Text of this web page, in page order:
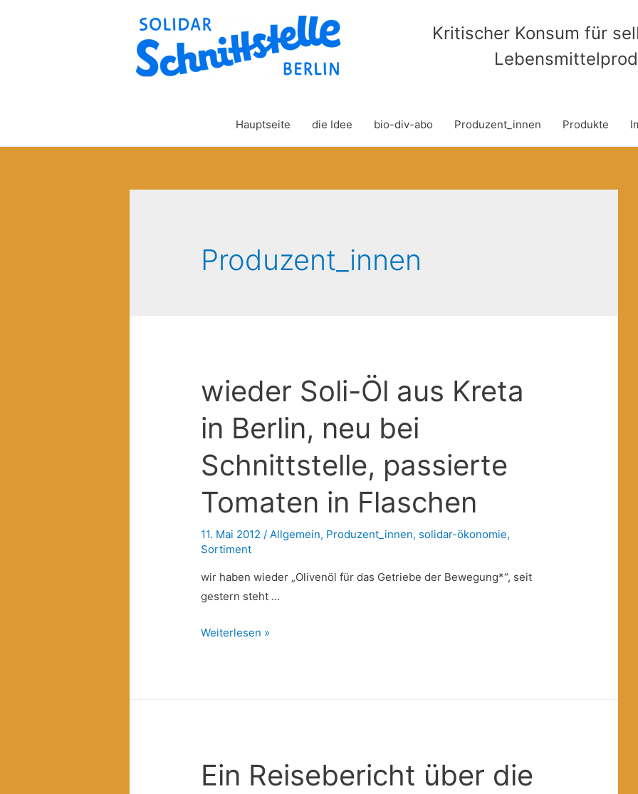
Kritischer Konsum für
Hauptseite die Idee bio-div-abo Produzent_innen Produkte
Produzent_innen
wieder Soli-Öl aus Kreta
in Berlin, neu bei
Schnittstelle, passierte
Tomaten in Flaschen
11. Mai 2012 /Allgemein, Produzent_innen, solidar-ökonomie,
Sortiment
wir haben wieder „Olivenöl für das Getriebe der Bewegung*“, seit
gestern steht …
wieder
neu
bei
Weiterlesen »
Ein Reisebericht über die